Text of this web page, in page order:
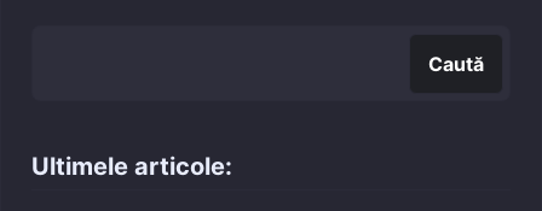
Caută
Ultimele articole: